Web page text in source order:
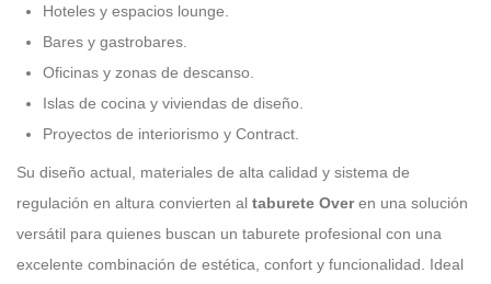
Hoteles y espacios lounge.
Bares y gastrobares.
Oficinas y zonas de descanso.
Islas de cocina y viviendas de diseño.
Proyectos de interiorismo y Contract.
Su diseño actual, materiales de alta calidad y sistema de
regulación en altura convierten al taburete Overen una solución
versátil para quienes buscan un taburete profesional con una
excelente combinación de estética, confort y funcionalidad. Ideal